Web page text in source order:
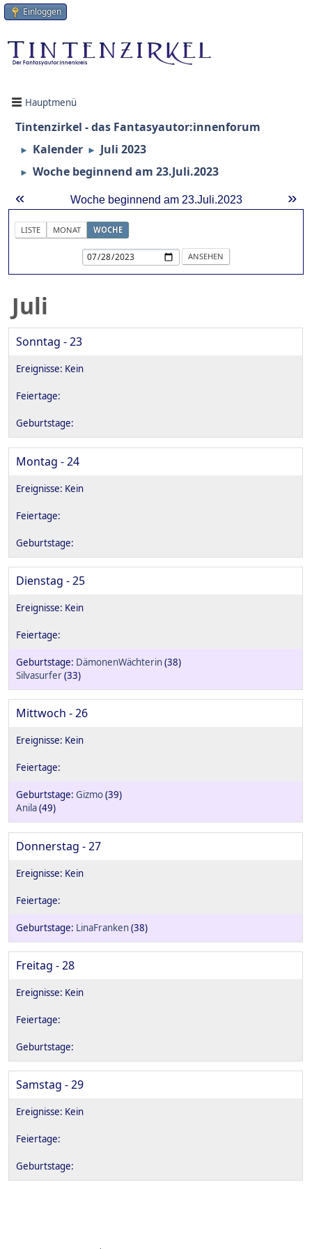
Einloggen
Hauptmenü
Tintenzirkel - das Fantasyautor:innenforum
► Kalender ► Juli 2023
► Woche beginnend am 23.Juli.2023
« »
Woche beginnend am 23.Juli.2023
LISTE MONAT WOCHE
Juli
Sonntag - 23
Montag - 24
Dienstag - 25
DämonenWächterin(38)
Silvasurfer(33)
Mittwoch - 26
Gizmo(39)
Anila(49)
Donnerstag - 27
LinaFranken(38)
Freitag - 28
Samstag - 29